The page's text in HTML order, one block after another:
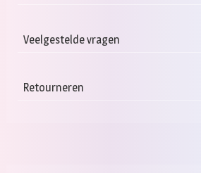
Veelgestelde vragen
Retourneren